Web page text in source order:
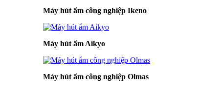
Máy hút ẩm công nghiệp Ikeno
Máy hút ẩm Aikyo
Máy hút ẩm công nghiệp Olmas